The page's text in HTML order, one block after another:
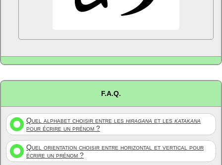
F.A.Q.
Quel alphabet choisir entre les hiragana et les katakana
pour écrire un prénom ?
Quel orientation choisir entre horizontal et vertical pour
écrire un prénom ?